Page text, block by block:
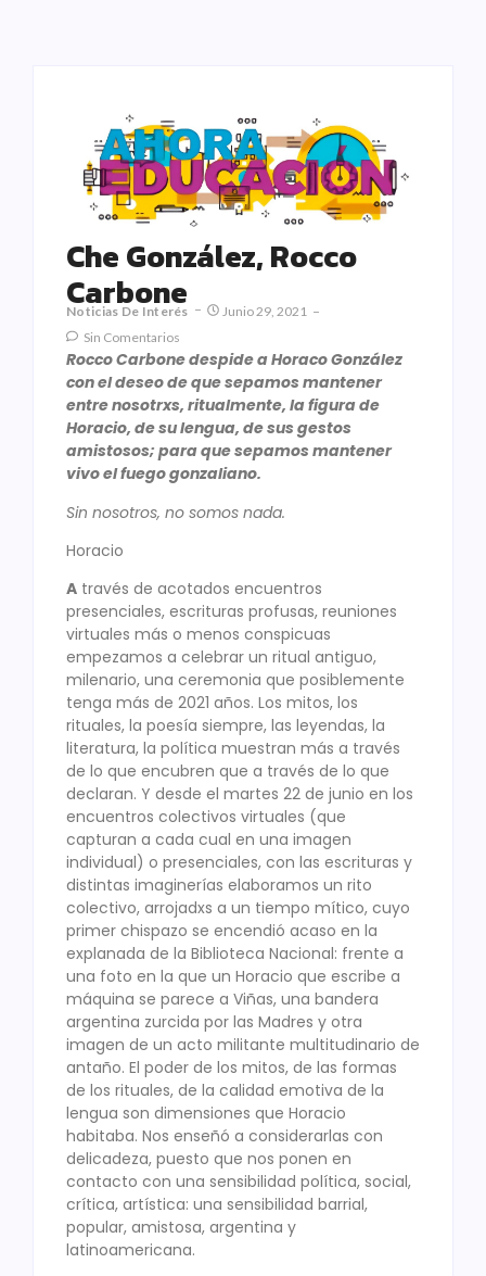
Che González, Rocco
Carbone
Noticias De Interés
Junio 29, 2021
Sin Comentarios
Rocco Carbone despide a Horaco González
con el deseo de que sepamos mantener
entre nosotrxs, ritualmente, la figura de
Horacio, de su lengua, de sus gestos
amistosos; para que sepamos mantener
vivo el fuego gonzaliano.
Sin nosotros, no somos nada.
Horacio
A través de acotados encuentros
presenciales, escrituras profusas, reuniones
virtuales más o menos conspicuas
empezamos a celebrar un ritual antiguo,
milenario, una ceremonia que posiblemente
tenga más de 2021 años. Los mitos, los
rituales, la poesía siempre, las leyendas, la
literatura, la política muestran más a través
de lo que encubren que a través de lo que
declaran. Y desde el martes 22 de junio en los
encuentros colectivos virtuales (que
capturan a cada cual en una imagen
individual) o presenciales, con las escrituras y
distintas imaginerías elaboramos un rito
colectivo, arrojadxs a un tiempo mítico, cuyo
primer chispazo se encendió acaso en la
explanada de la Biblioteca Nacional: frente a
una foto en la que un Horacio que escribe a
máquina se parece a Viñas, una bandera
argentina zurcida por las Madres y otra
imagen de un acto militante multitudinario de
antaño. El poder de los mitos, de las formas
de los rituales, de la calidad emotiva de la
lengua son dimensiones que Horacio
habitaba. Nos enseñó a considerarlas con
delicadeza, puesto que nos ponen en
contacto con una sensibilidad política, social,
crítica, artística: una sensibilidad barrial,
popular, amistosa, argentina y
latinoamericana.